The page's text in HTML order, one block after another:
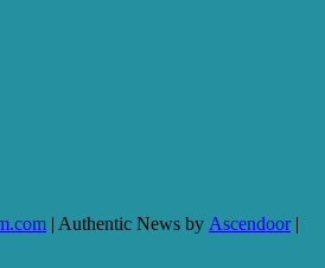
| Authentic News by Ascendoor|